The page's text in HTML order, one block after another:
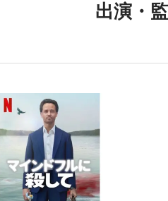
出演・